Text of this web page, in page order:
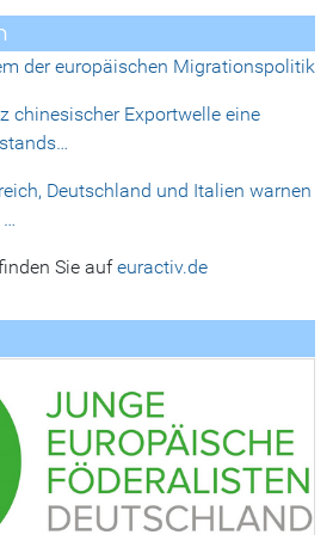
der europäischen Migrationspolitik
chinesischer Exportwelle eine
Deutschland und Italien warnen
…
Sie aufeuractiv.de